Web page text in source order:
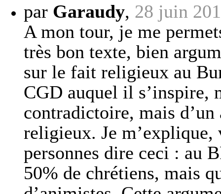
par Garaudy, 28 juin
A mon tour, je me
très bon texte, bien
sur le fait religieux au
CGD auquel il s’inspire,
contradictoire, mais
religieux. Je m’explique,
personnes dire ceci : au
50% de chrétiens, mais